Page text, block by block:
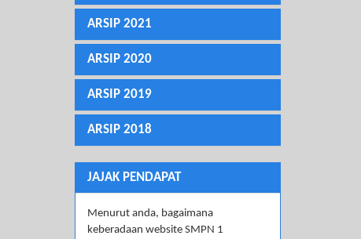
ARSIP 2021
ARSIP 2020
ARSIP 2019
ARSIP 2018
JAJAK PENDAPAT
Menurut anda, bagaimana
keberadaan website SMPN 1